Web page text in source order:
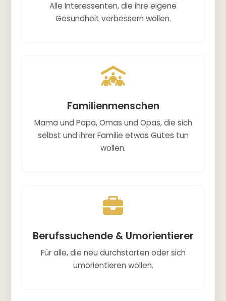
Alle Interessenten, die ihre eigene
Gesundheit verbessern wollen.
Familienmenschen
Mama und Papa, Omas und Opas, die sich
selbst und ihrer Familie etwas Gutes tun
wollen.
Berufssuchende & Umorientierer
Für alle, die neu durchstarten oder sich
umorientieren wollen.